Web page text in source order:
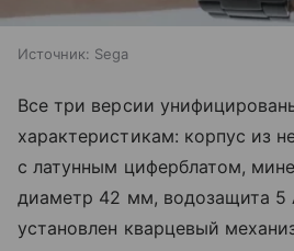
Источник: Sega
Все три версии
характеристикам: корпус из
с латунным циферблатом,
диаметр 42 мм, водозащита 5
установлен кварцевый